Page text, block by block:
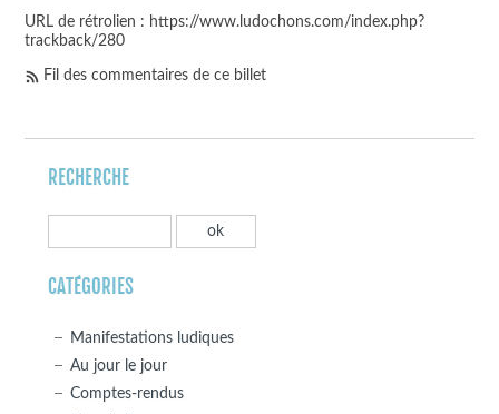
URL de rétrolien : https://www.ludochons.com/index.php?
trackback/280
Fil des commentaires de ce billet
RECHERCHE
CATÉGORIES
Manifestations ludiques
Au jour le jour
Comptes-rendus